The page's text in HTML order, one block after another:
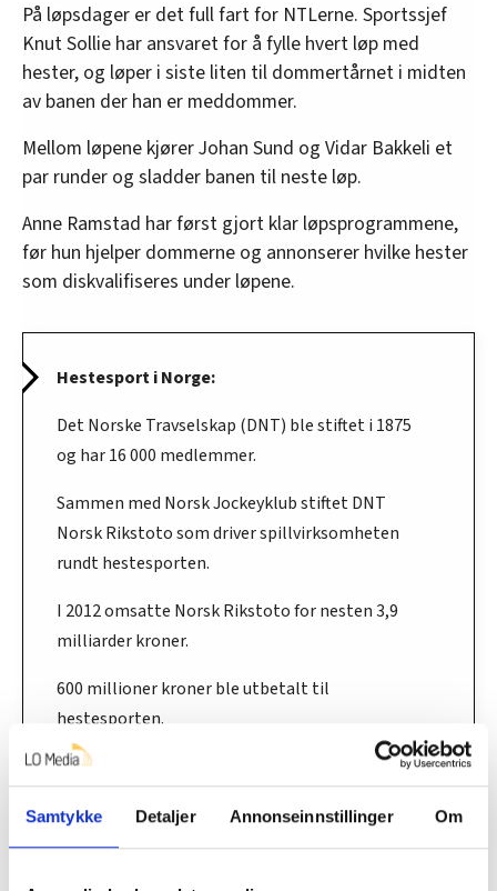
Samtykke Detaljer Annonseinnstillinger Om
På løpsdager er det full fart for NTLerne. Sportssjef
Knut Sollie har ansvaret for å fylle hvert løp med
hester, og løper i siste liten til dommertårnet i midten
av banen der han er meddommer.
Mellom løpene kjører Johan Sund og Vidar Bakkeli et
par runder og sladder banen til neste løp.
Anne Ramstad har først gjort klar løpsprogrammene,
før hun hjelper dommerne og annonserer hvilke hester
som diskvalifiseres under løpene.
Hestesport i Norge:
Det Norske Travselskap (DNT) ble stiftet i 1875
og har 16 000 medlemmer.
Sammen med Norsk Jockeyklub stiftet DNT
Norsk Rikstoto som driver spillvirksomheten
rundt hestesporten.
I 2012 omsatte Norsk Rikstoto for nesten 3,9
milliarder kroner.
600 millioner kroner ble utbetalt til
hestesporten.
Travsporten og hestene representerer rundt